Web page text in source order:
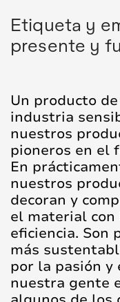
Etiqueta y
presente y
Un producto
industria
nuestros
pioneros en el
En
nuestros
decoran y
el material
eficiencia. Son
más
por la pasión y
nuestra gente